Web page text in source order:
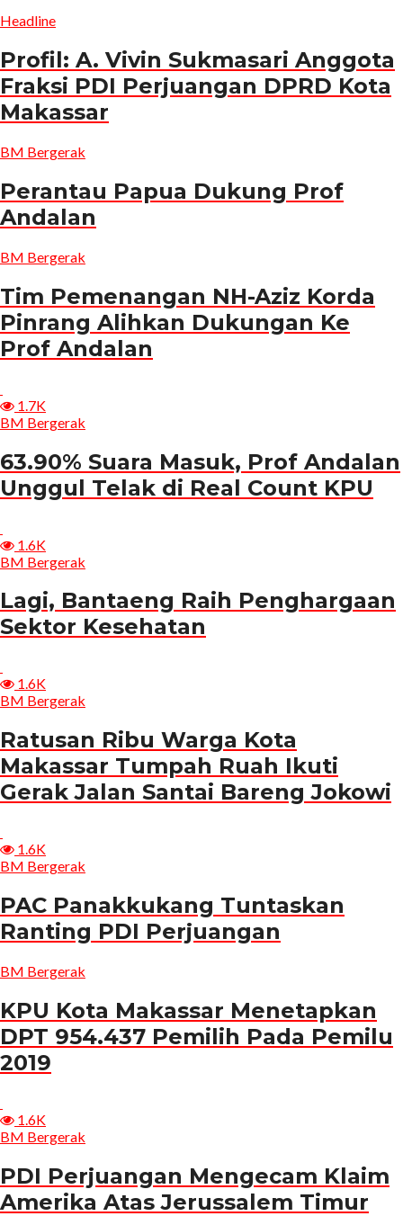
Headline
Profil: A. Vivin Sukmasari Anggota
Fraksi PDI Perjuangan DPRD Kota
Makassar
BM Bergerak
Perantau Papua Dukung Prof
Andalan
BM Bergerak
Tim Pemenangan NH-Aziz Korda
Pinrang Alihkan Dukungan Ke
Prof Andalan
1.7K
BM Bergerak
63.90% Suara Masuk, Prof Andalan
Unggul Telak di Real Count KPU
1.6K
BM Bergerak
Lagi, Bantaeng Raih Penghargaan
Sektor Kesehatan
1.6K
BM Bergerak
Ratusan Ribu Warga Kota
Makassar Tumpah Ruah Ikuti
Gerak Jalan Santai Bareng Jokowi
1.6K
BM Bergerak
PAC Panakkukang Tuntaskan
Ranting PDI Perjuangan
BM Bergerak
KPU Kota Makassar Menetapkan
DPT 954.437 Pemilih Pada Pemilu
2019
1.6K
BM Bergerak
PDI Perjuangan Mengecam Klaim
Amerika Atas Jerussalem Timur